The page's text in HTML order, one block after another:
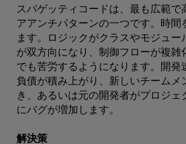
スパゲッティコードは、最も広範で
アアンチパターンの一つです。時間
ます。ロジックがクラスやモジュ
が双方向になり、制御フローが複雑
でも苦労するようになります。開
負債が積み上がり、新しいチームメ
き、あるいは元の開発者がプロジ
にバグが増加します。
解決策